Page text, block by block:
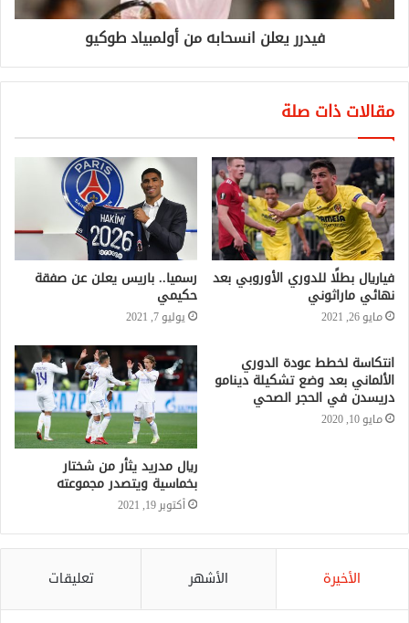
فيدرر يعلن انسحابه من أولمبياد طوكيو
مقالات ذات صلة
فياريال بطلًا للدوري الأوروبي بعد
نهائي ماراثوني
مايو 26, 2021
رسميا.. باريس يعلن عن صفقة
حكيمي
يوليو 7, 2021
انتكاسة لخطط عودة الدوري
الألماني بعد وضع تشكيلة دينامو
دريسدن في الحجر الصحي
مايو 10, 2020
ريال مدريد يثأر من شختار
بخماسية ويتصدر مجموعته
أكتوبر 19, 2021
الأخيرة الأشهر تعليقات